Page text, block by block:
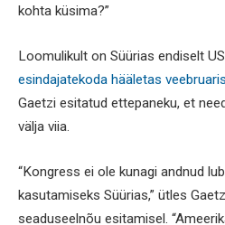
kohta küsima?”
Loomulikult on Süürias endiselt
esindajatekoda hääletas
Gaetzi esitatud ettepaneku, et
välja viia.
“Kongress ei ole kunagi andnud
kasutamiseks Süürias,” ütles
seaduseelnõu esitamisel.